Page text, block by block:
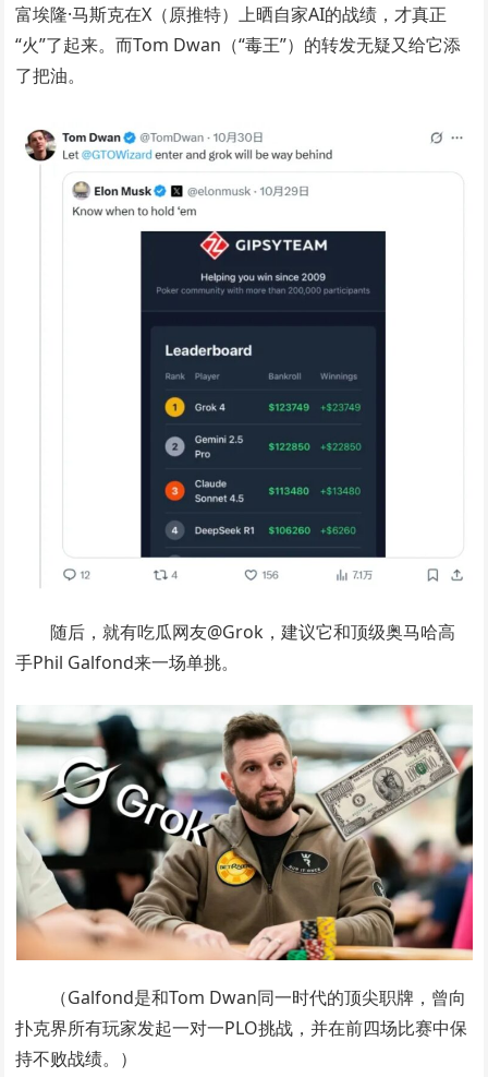
富埃隆·马斯克在X（原推特）上晒自家AI的战绩，才真正
“火”了起来。而Tom Dwan（“毒王”）的转发无疑又给它添
了把油。
随后，就有吃瓜网友@Grok，建议它和顶级奥马哈高
手Phil Galfond来一场单挑。
（Galfond是和Tom Dwan同一时代的顶尖职牌，曾向
扑克界所有玩家发起一对一PLO挑战，并在前四场比赛中保
持不败战绩。）